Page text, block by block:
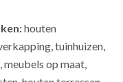
houten
tuinhuizen,
meubels op maat,